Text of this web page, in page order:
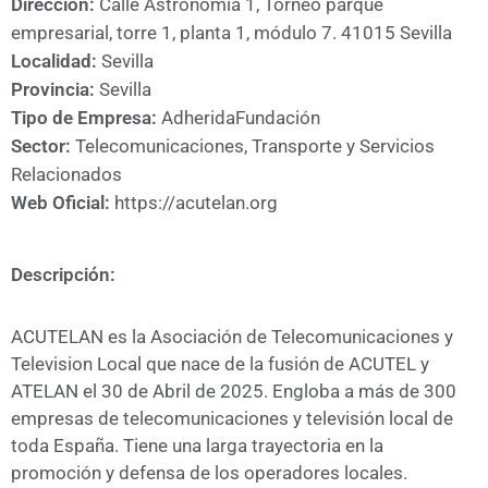
A
CÁMARA
empresarial, torre 1, planta 1, módulo 7. 41015 Sevilla
Localidad: Sevilla
Provincia: Sevilla
Tipo de Empresa: AdheridaFundación
Sector: Telecomunicaciones, Transporte y Servicios
Relacionados
Web Oficial: https://acutelan.org
Descripción:
ACUTELAN es la Asociación de Telecomunicaciones y
Television Local que nace de la fusión de ACUTEL y
ATELAN el 30 de Abril de 2025. Engloba a más de 300
empresas de telecomunicaciones y televisión local de
toda España. Tiene una larga trayectoria en la
promoción y defensa de los operadores locales.